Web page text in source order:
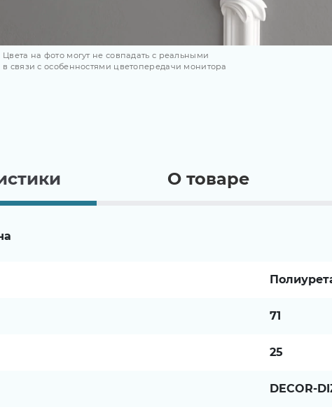
Цвета на фото могут не совпадать с реальными
в связи с особенностями цветопередачи монитора
О товаре
71
25
DECOR-